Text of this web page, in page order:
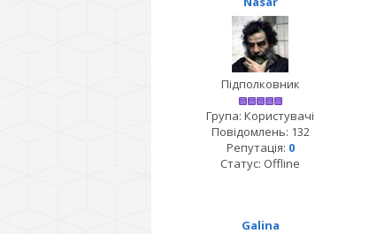
Підполковник
Група: Користувачі
Повідомлень: 132
Репутація: 0
Статус: Offline
Galina